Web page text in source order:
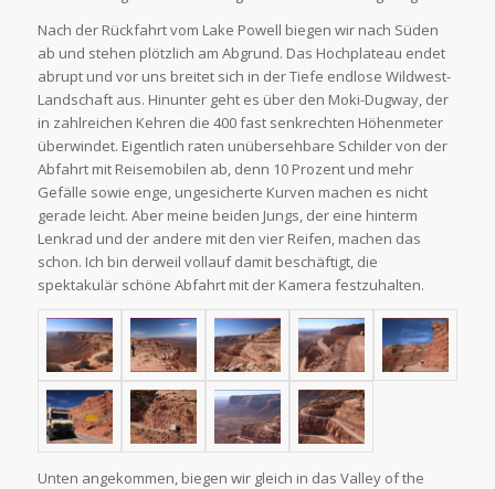
Nach der Rückfahrt vom Lake Powell biegen wir nach Süden
ab und stehen plötzlich am Abgrund. Das Hochplateau endet
abrupt und vor uns breitet sich in der Tiefe endlose Wildwest-
Landschaft aus. Hinunter geht es über den Moki-Dugway, der
in zahlreichen Kehren die 400 fast senkrechten Höhenmeter
überwindet. Eigentlich raten unübersehbare Schilder von der
Abfahrt mit Reisemobilen ab, denn 10 Prozent und mehr
Gefälle sowie enge, ungesicherte Kurven machen es nicht
gerade leicht. Aber meine beiden Jungs, der eine hinterm
Lenkrad und der andere mit den vier Reifen, machen das
schon. Ich bin derweil vollauf damit beschäftigt, die
spektakulär schöne Abfahrt mit der Kamera festzuhalten.
Unten angekommen, biegen wir gleich in das Valley of the